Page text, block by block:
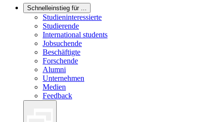
Schnelleinstieg für ...
Studieninteressierte
Studierende
International students
Jobsuchende
Beschäftigte
Forschende
Alumni
Unternehmen
Medien
Feedback